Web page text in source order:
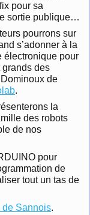
pour sa
sortie publique…
pourrons sur
s’adonner à la
électronique pour
grands des
de
.
la
des robots
de nos
pour
de
tout un tas de
de Sannois.